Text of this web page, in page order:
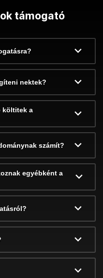
támogató
nektek?
költitek a
számít?
egyébként a